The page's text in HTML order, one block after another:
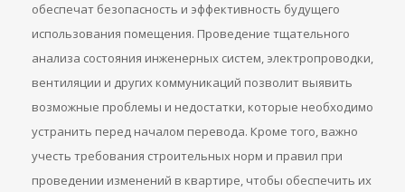
обеспечат безопасность и эффективность будущего
использования помещения. Проведение тщательного
анализа состояния инженерных систем, электропроводки,
вентиляции и других коммуникаций позволит выявить
возможные проблемы и недостатки, которые необходимо
устранить перед началом перевода. Кроме того, важно
учесть требования строительных норм и правил при
проведении изменений в квартире, чтобы обеспечить их